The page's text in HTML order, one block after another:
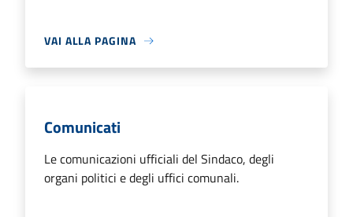
VAI ALLA PAGINA
Comunicati
Le comunicazioni ufficiali del Sindaco, degli
organi politici e degli uffici comunali.